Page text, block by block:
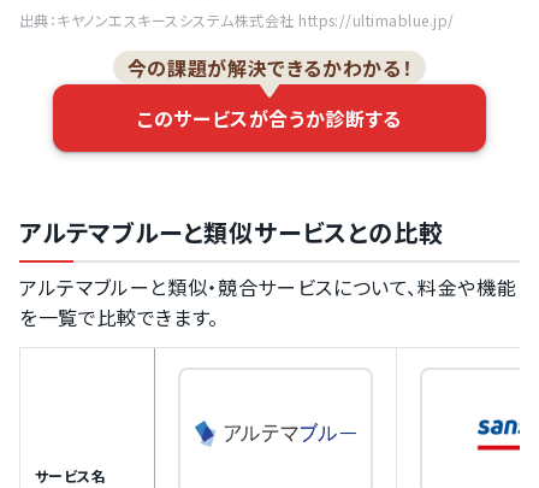
出典：キヤノンエスキースシステム株式会社 https://ultimablue.jp/
今の課題が解決できるかわかる！
このサービスが合うか診断する
アルテマブルーと類似サービスとの比較
アルテマブルーと類似・競合サービスについて、料金や機能
を一覧で比較できます。
サービス名